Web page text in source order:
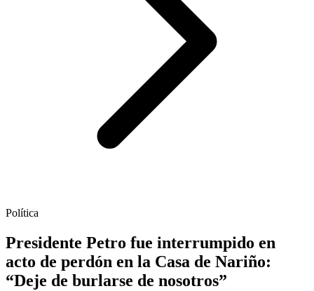
Política
Presidente Petro fue interrumpido en
acto de perdón en la Casa de Nariño:
“Deje de burlarse de nosotros”